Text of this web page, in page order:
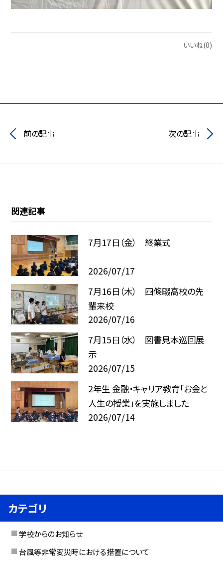
いいね(0)
前の記事 次の記事
関連記事
7月17日（金） 終業式
2026/07/17
7月16日（木） 四條畷高校の先
輩来校
2026/07/16
7月15日（水） 図書見本巡回展
示
2026/07/15
2年生 金融・キャリア教育「お金と
人生の授業」を実施しました
2026/07/14
カテゴリ
学校からのお知らせ
台風等非常変災時における措置について